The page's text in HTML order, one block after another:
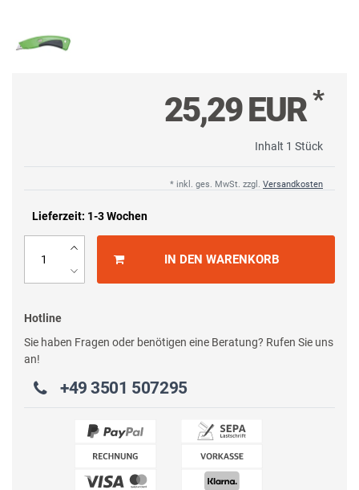
25,29 EUR*
Inhalt 1 Stück
* inkl. ges. MwSt. zzgl. Versandkosten
Lieferzeit: 1-3 Wochen
IN DEN WARENKORB
Hotline
Sie haben Fragen oder benötigen eine Beratung? Rufen Sie uns
an!
+49 3501 507295